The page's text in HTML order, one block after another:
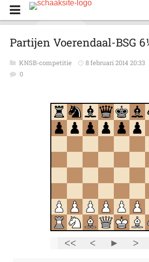
Partijen Voerendaal-BSG
KNSB-competitie 8 februari 2014 20:33
0